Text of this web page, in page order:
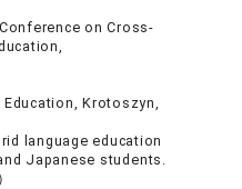
on Cross-
Krotoszyn,
language education
Japanese students.